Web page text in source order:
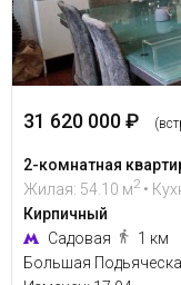
31 620 000 ₽
2-комнатная
Жилая: 54.10 м2 •
Кирпичный
Садовая
1 км
Большая